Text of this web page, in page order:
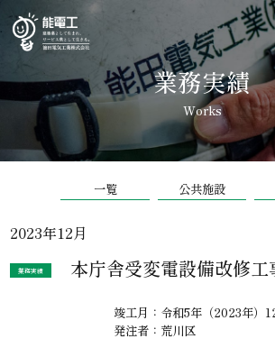
業務実績
Works
一覧 公共施設
2023年12月
業務実績 本庁舎受変電設備改修工
竣工月：令和5年（2023年）
発注者：荒川区